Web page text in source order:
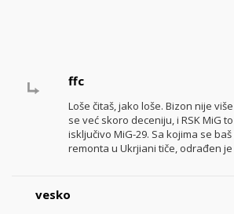
ffc
Loše čitaš, jako loše. Bizon nije
se već skoro deceniju, i RSK MiG
isključivo MiG-29. Sa kojima se
remonta u Ukrjiani tiče, odrađen
vesko